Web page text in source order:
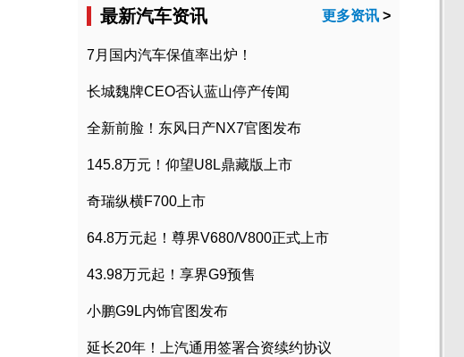
最新汽车资讯 更多资讯 >
7月国内汽车保值率出炉！
长城魏牌CEO否认蓝山停产传闻
全新前脸！东风日产NX7官图发布
145.8万元！仰望U8L鼎藏版上市
奇瑞纵横F700上市
64.8万元起！尊界V680/V800正式上市
43.98万元起！享界G9预售
小鹏G9L内饰官图发布
延长20年！上汽通用签署合资续约协议